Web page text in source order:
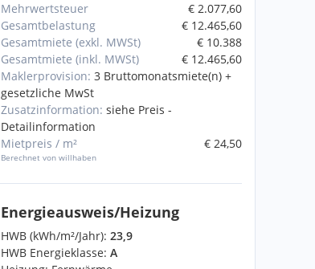
Mehrwertsteuer
€ 2.077,60
Gesamtbelastung
€ 12.465,60
Gesamtmiete (exkl. MWSt)
€ 10.388
Gesamtmiete (inkl. MWSt)
€ 12.465,60
Maklerprovision: 3 Bruttomonatsmiete(n) +
gesetzliche MwSt
Zusatzinformation: siehe Preis -
Detailinformation
Mietpreis / m²
Berechnet von willhaben
€ 24,50
Energieausweis/Heizung
HWB (kWh/m²/Jahr): 23,9
HWB Energieklasse: A